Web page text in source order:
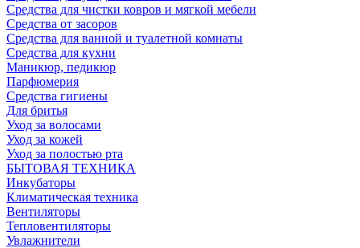
Средства для чистки ковров и мягкой мебели
Средства от засоров
Средства для ванной и туалетной комнаты
Средства для кухни
Маникюр, педикюр
Парфюмерия
Средства гигиены
Для бритья
Уход за волосами
Уход за кожей
Уход за полостью рта
БЫТОВАЯ ТЕХНИКА
Инкубаторы
Климатическая техника
Вентиляторы
Тепловентиляторы
Увлажнители